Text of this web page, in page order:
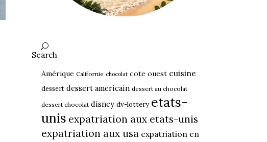
Search
Amérique Californie chocolat cote ouest cuisine
dessert dessert americain dessert au chocolat
dessert chocolat disney dv-lottery etats-
unis expatriation aux etats-unis
expatriation aux usa expatriation en